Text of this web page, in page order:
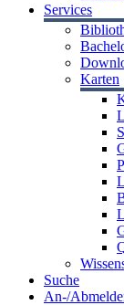
Services
Karten
Suche
An-/